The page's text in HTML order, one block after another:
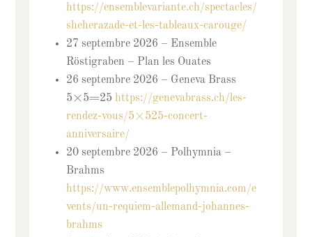
https://ensemblevariante.ch/spectacles/
sheherazade-et-les-tableaux-carouge/
27 septembre 2026 – Ensemble
Röstigraben – Plan les Ouates
26 septembre 2026 – Geneva Brass
5×5=25 https://genevabrass.ch/les-
rendez-vous/5×525-concert-
anniversaire/
20 septembre 2026 – Polhymnia –
Brahms
https://www.ensemblepolhymnia.com/e
vents/un-requiem-allemand-johannes-
brahms